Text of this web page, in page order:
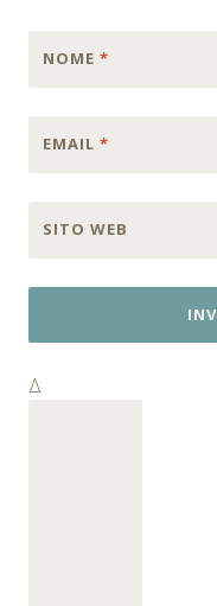
NOME *
EMAIL *
SITO WEB
Δ